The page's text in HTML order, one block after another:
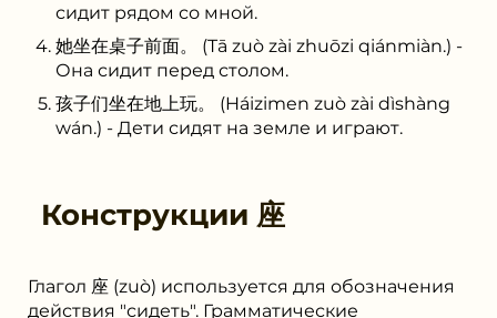
сидит рядом со мной.
她坐在桌子前面。 (Tā zuò zài zhuōzi qiánmiàn.) -
Она сидит перед столом.
孩子们坐在地上玩。 (Háizimen zuò zài dìshàng
wán.) - Дети сидят на земле и играют.
Конструкции 座
Глагол 座 (zuò) используется для обозначения
действия "сидеть". Грамматические